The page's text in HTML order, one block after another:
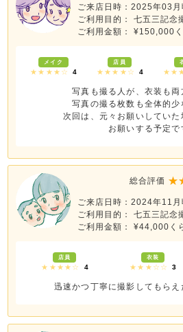
ご来店日時：2025年03月
ご利用目的： 七五三記念
ご利用金額： ¥150,000
メイク
★★★★☆ 4
店員
★★★★☆ 4
写真も撮る人が、衣装も両
写真の撮る枚数も全体的少
次回は、元々お願いしてい
お願いする予定で
総合評価
ご来店日時：2024年11月
ご利用目的： 七五三記念
ご利用金額： ¥44,000く
店員
★★★★☆ 4
衣装
★★★☆☆ 3
迅速かつ丁寧に撮影してもらえ